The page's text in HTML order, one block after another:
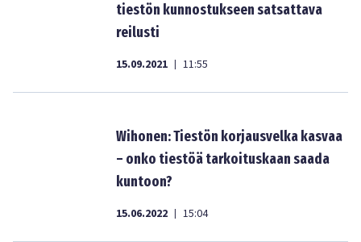
tiestön kunnostukseen satsattava
reilusti
15.09.2021 | 11:55
Wihonen: Tiestön korjausvelka kasvaa
– onko tiestöä tarkoituskaan saada
kuntoon?
15.06.2022 | 15:04